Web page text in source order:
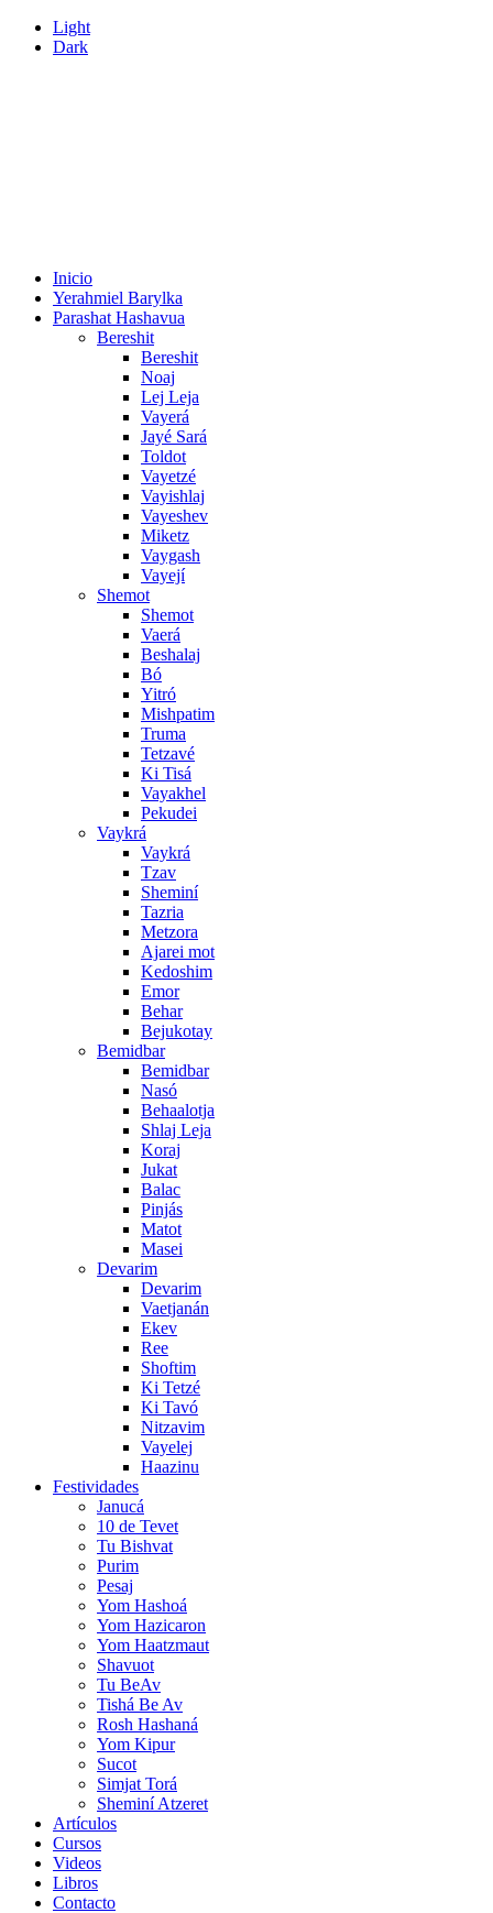
Light
Dark
Inicio
Yerahmiel Barylka
Parashat Hashavua
Bereshit
Bereshit
Noaj
Lej Leja
Vayerá
Jayé Sará
Toldot
Vayetzé
Vayishlaj
Vayeshev
Miketz
Vaygash
Vayejí
Shemot
Shemot
Vaerá
Beshalaj
Bó
Yitró
Mishpatim
Truma
Tetzavé
Ki Tisá
Vayakhel
Pekudei
Vaykrá
Vaykrá
Tzav
Sheminí
Tazria
Metzora
Ajarei mot
Kedoshim
Emor
Behar
Bejukotay
Bemidbar
Bemidbar
Nasó
Behaalotja
Shlaj Leja
Koraj
Jukat
Balac
Pinjás
Matot
Masei
Devarim
Devarim
Vaetjanán
Ekev
Ree
Shoftim
Ki Tetzé
Ki Tavó
Nitzavim
Vayelej
Haazinu
Festividades
Janucá
10 de Tevet
Tu Bishvat
Purim
Pesaj
Yom Hashoá
Yom Hazicaron
Yom Haatzmaut
Shavuot
Tu BeAv
Tishá Be Av
Rosh Hashaná
Yom Kipur
Sucot
Simjat Torá
Sheminí Atzeret
Artículos
Cursos
Videos
Libros
Contacto